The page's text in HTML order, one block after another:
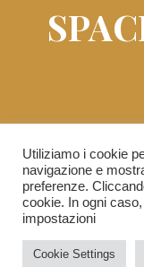
Utiliziamo i cookie
navigazione e
preferenze.
cookie. In ogni
impostazioni
Cookie Settings
Piazza